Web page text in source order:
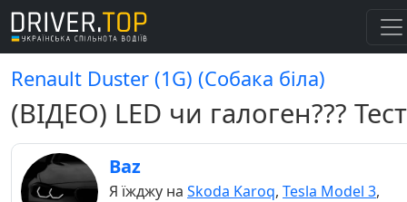
Renault Duster (1G) (Собака біла)
(ВІДЕО) LED чи галоген??? Тест
Baz
Я їжджу на Skoda Karoq, Tesla Model 3,